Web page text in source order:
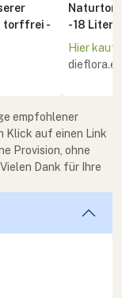
torffrei -
Naturton
- 18 Liter
Hier
dieflora.eu
empfohlener
Klick auf einen Link
Provision, ohne
Dank für Ihre